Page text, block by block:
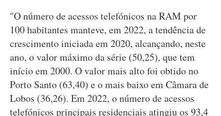
"O número de acessos telefónicos na RAM por
100 habitantes manteve, em 2022, a tendência de
crescimento iniciada em 2020, alcançando, neste
ano, o valor máximo da série (50,25), que tem
início em 2000. O valor mais alto foi obtido no
Porto Santo (63,40) e o mais baixo em Câmara de
Lobos (36,26). Em 2022, o número de acessos
telefónicos principais residenciais atingiu os 93,4